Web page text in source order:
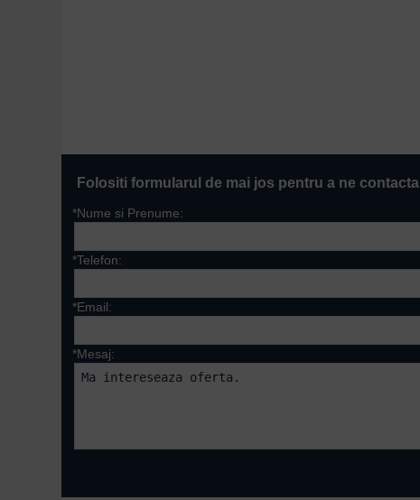
Folositi formularul de mai jos pentru a ne contacta
*Nume si Prenume:
*Telefon:
*Email:
*Mesaj: